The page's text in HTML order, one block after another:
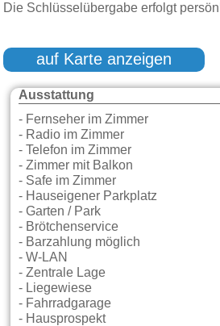
Die Schlüsselübergabe erfolgt
auf Karte anzeigen
Ausstattung
- Fernseher im Zimmer
- Radio im Zimmer
- Telefon im Zimmer
- Zimmer mit Balkon
- Safe im Zimmer
- Hauseigener Parkplatz
- Garten / Park
- Brötchenservice
- Barzahlung möglich
- W-LAN
- Zentrale Lage
- Liegewiese
- Fahrradgarage
- Hausprospekt